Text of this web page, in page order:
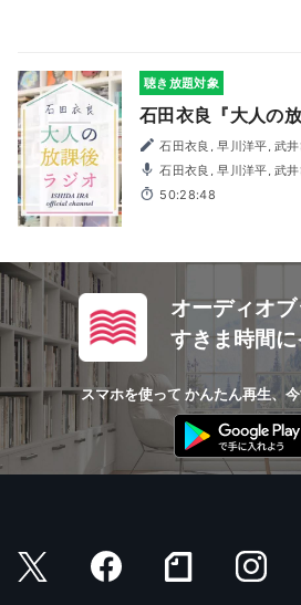
聴き放題対象
石田衣良『大人の
石田衣良, 早川洋平, 武井
石田衣良, 早川洋平, 武井
50:28:48
オーディオ
すきま時間
スマホを使って かんたん再生、